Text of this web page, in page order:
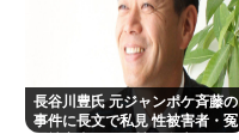
長谷川豊氏 元ジャンポケ斉藤の
事件に長文で私見 性被害者・冤